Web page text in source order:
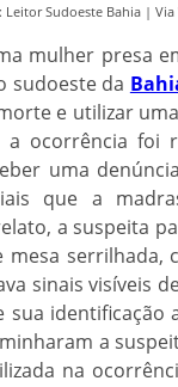
Leitor Sudoeste Bahia | Via
mulher presa
sudoeste da
e utilizar
a ocorrência
uma
que a
a suspeita
sinais visíveis
identificação
a
na